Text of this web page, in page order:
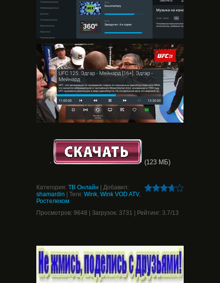
· (123 МБ)
Категория: ТВ Онлайн Добавил:
shamardin
Теги: Wink, Wink VOD ATV,
Ростелеком
Просмотров: 9648 Загрузок: 3731 Рейтинг: 3.7/13